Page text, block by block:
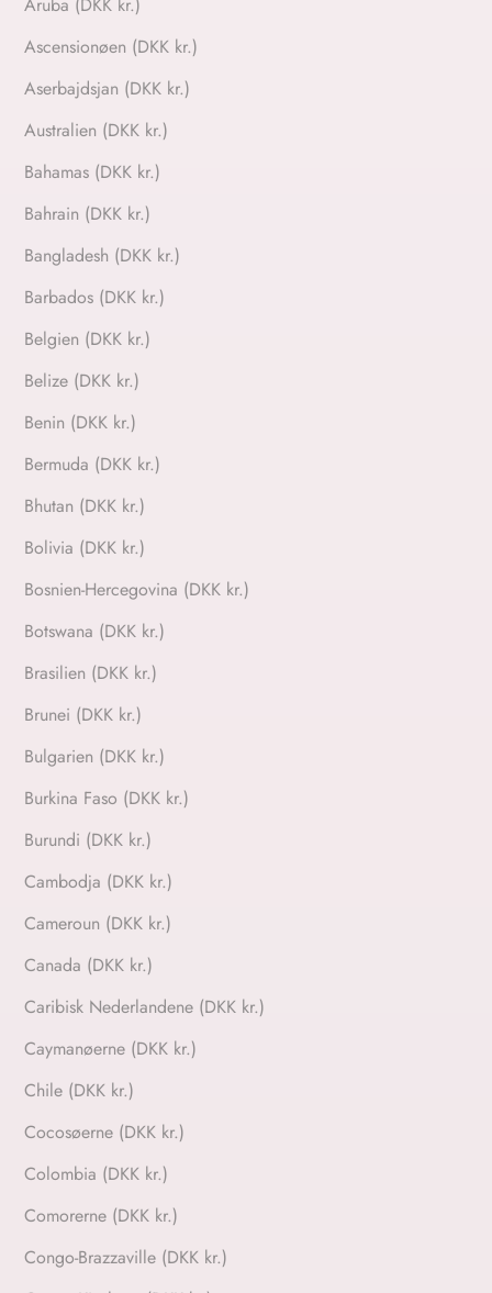
Ascensionøen (DKK kr.)
Aserbajdsjan (DKK kr.)
Australien (DKK kr.)
Bahamas (DKK kr.)
Bahrain (DKK kr.)
Bangladesh (DKK kr.)
Barbados (DKK kr.)
Belgien (DKK kr.)
Belize (DKK kr.)
Benin (DKK kr.)
Bermuda (DKK kr.)
Bhutan (DKK kr.)
Bolivia (DKK kr.)
Bosnien-Hercegovina (DKK kr.)
Botswana (DKK kr.)
Brasilien (DKK kr.)
Brunei (DKK kr.)
Bulgarien (DKK kr.)
Burkina Faso (DKK kr.)
Burundi (DKK kr.)
Cambodja (DKK kr.)
Cameroun (DKK kr.)
Canada (DKK kr.)
Caribisk Nederlandene (DKK kr.)
Caymanøerne (DKK kr.)
Chile (DKK kr.)
Cocosøerne (DKK kr.)
Colombia (DKK kr.)
Comorerne (DKK kr.)
Congo-Brazzaville (DKK kr.)